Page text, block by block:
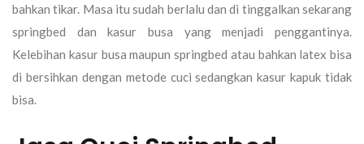
bahkan tikar. Masa itu sudah berlalu dan di tinggalkan sekarang
springbed dan kasur busa yang menjadi penggantinya.
Kelebihan kasur busa maupun springbed atau bahkan latex bisa
di bersihkan dengan metode cuci sedangkan kasur kapuk tidak
bisa.